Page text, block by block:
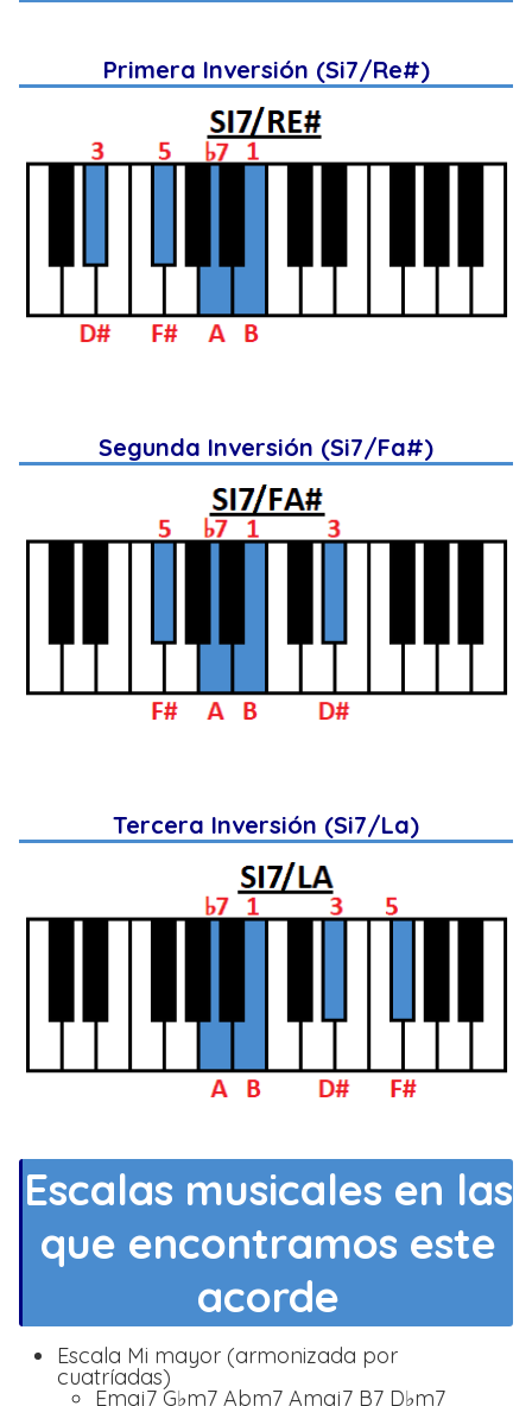
Primera Inversión (Si7/Re#)
Segunda Inversión (Si7/Fa#)
Tercera Inversión (Si7/La)
Escalas musicales en las
que encontramos este
acorde
Escala Mi mayor (armonizada por
cuatríadas)
Emaj7 G♭m7 Abm7 Amaj7 B7 D♭m7